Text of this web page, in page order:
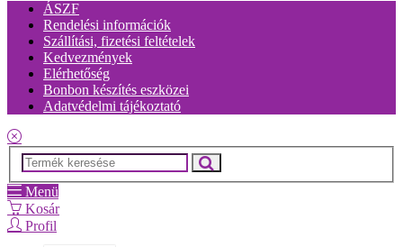
ÁSZF
Rendelési információk
Szállítási, fizetési feltételek
Kedvezmények
Elérhetőség
Bonbon készítés eszközei
Adatvédelmi tájékoztató
Menü
Kosár
Profil